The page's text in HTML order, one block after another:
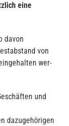
eine
davon
von
wer-
und
dazugehörigen